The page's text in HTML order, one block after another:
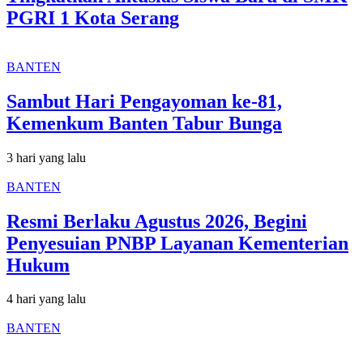
PGRI 1 Kota Serang
BANTEN
Sambut Hari Pengayoman ke-81,
Kemenkum Banten Tabur Bunga
3 hari yang lalu
BANTEN
Resmi Berlaku Agustus 2026, Begini
Penyesuian PNBP Layanan Kementerian
Hukum
4 hari yang lalu
BANTEN